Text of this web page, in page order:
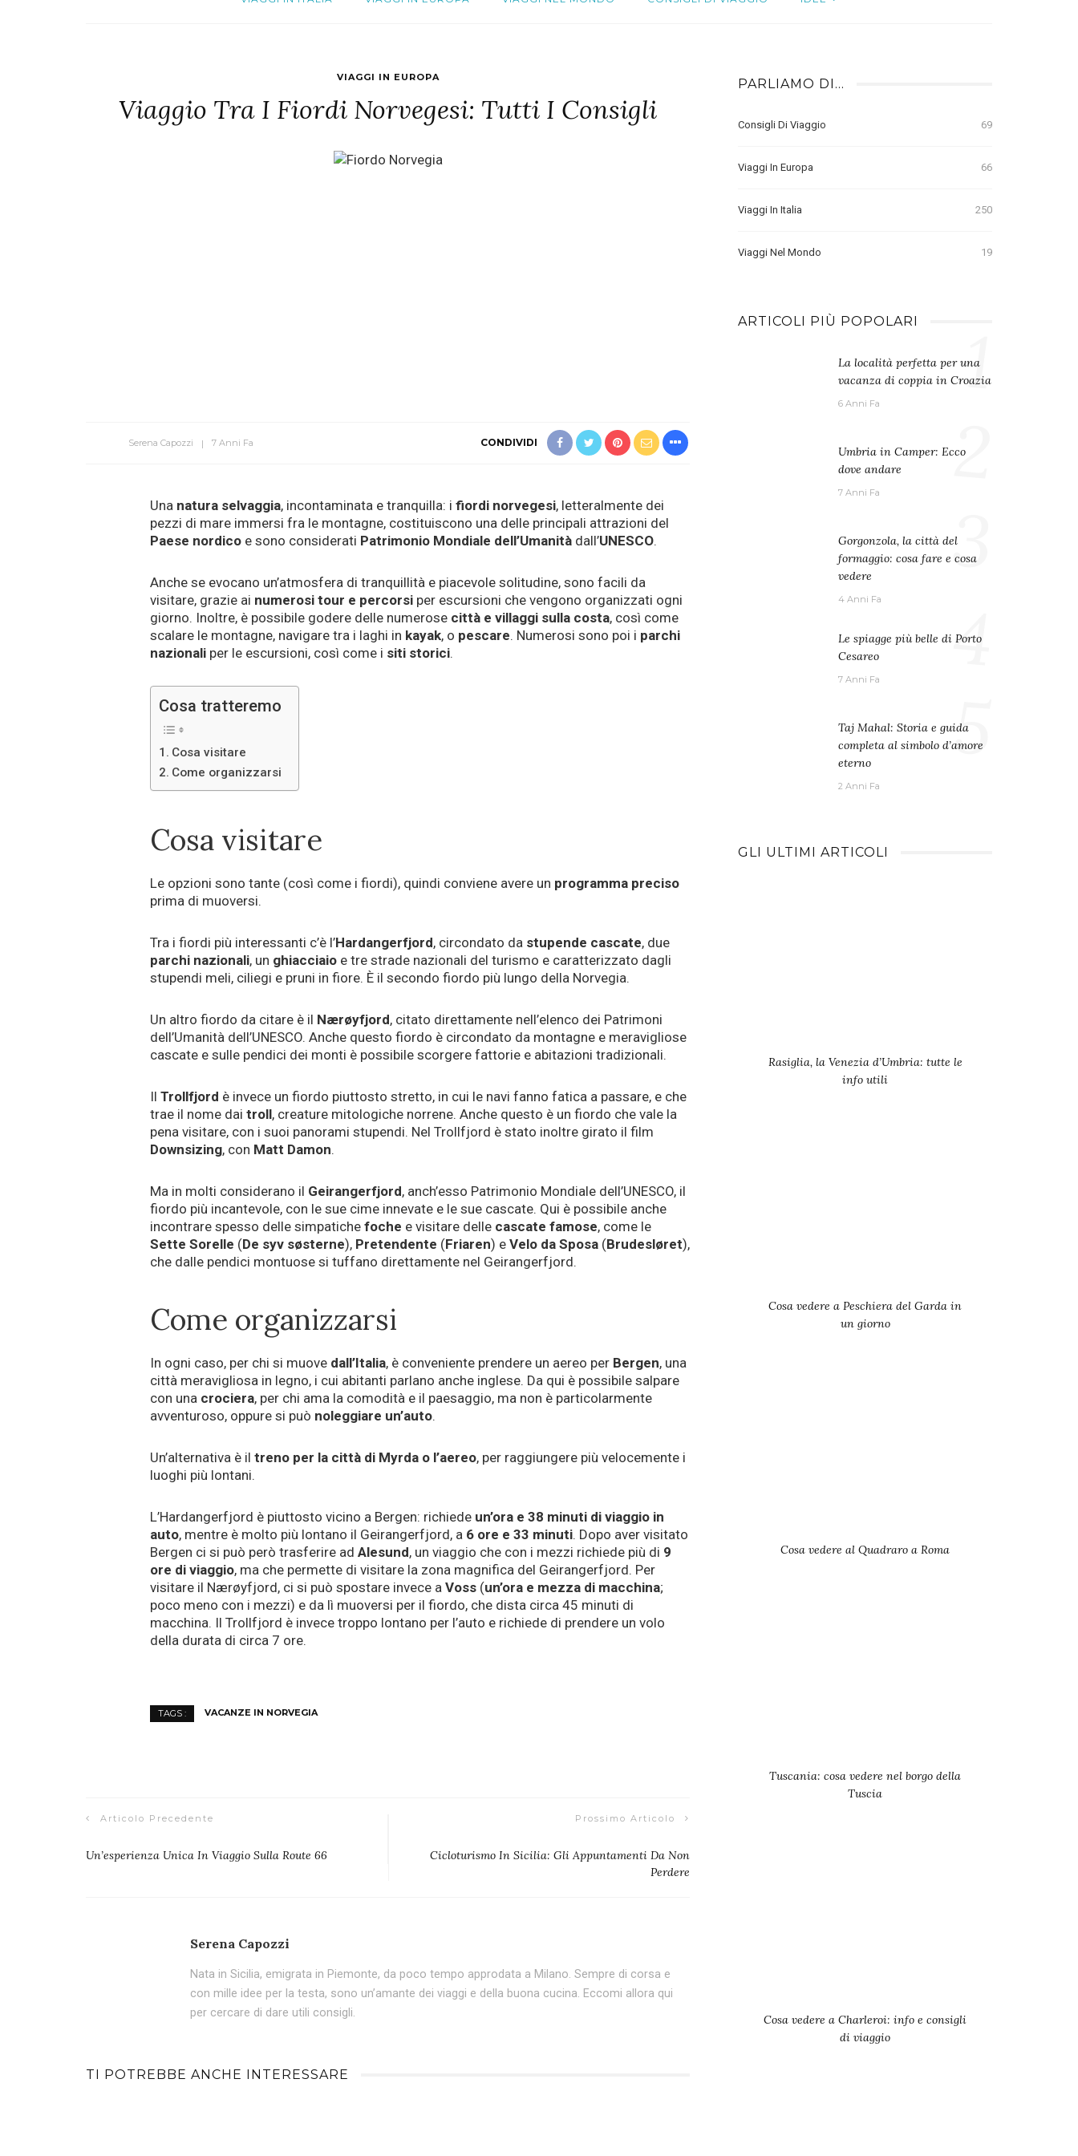
VIAGGI IN EUROPA
Viaggio Tra I Fiordi Norvegesi: Tutti I Consigli
Serena Capozzi 7 Anni Fa CONDIVIDI
Una natura selvaggia, incontaminata e tranquilla: i fiordi norvegesi, letteralmente dei
pezzi di mare immersi fra le montagne, costituiscono una delle principali attrazioni del
Paese nordico e sono considerati Patrimonio Mondiale dell’Umanità dall’UNESCO.
Anche se evocano un’atmosfera di tranquillità e piacevole solitudine, sono facili da
visitare, grazie ai numerosi tour e percorsi per escursioni che vengono organizzati ogni
giorno. Inoltre, è possibile godere delle numerose città e villaggi sulla costa, così come
scalare le montagne, navigare tra i laghi in kayak, o pescare. Numerosi sono poi i parchi
nazionali per le escursioni, così come i siti storici.
Cosa tratteremo
Cosa visitare
Come organizzarsi
Cosa visitare
Le opzioni sono tante (così come i fiordi), quindi conviene avere un programma preciso
prima di muoversi.
Tra i fiordi più interessanti c’è l’Hardangerfjord, circondato da stupende cascate, due
parchi nazionali, un ghiacciaio e tre strade nazionali del turismo e caratterizzato dagli
stupendi meli, ciliegi e pruni in fiore. È il secondo fiordo più lungo della Norvegia.
Un altro fiordo da citare è il Nærøyfjord, citato direttamente nell’elenco dei Patrimoni
dell’Umanità dell’UNESCO. Anche questo fiordo è circondato da montagne e meravigliose
cascate e sulle pendici dei monti è possibile scorgere fattorie e abitazioni tradizionali.
Il Trollfjord è invece un fiordo piuttosto stretto, in cui le navi fanno fatica a passare, e che
trae il nome dai troll, creature mitologiche norrene. Anche questo è un fiordo che vale la
pena visitare, con i suoi panorami stupendi. Nel Trollfjord è stato inoltre girato il film
Downsizing, con Matt Damon.
Ma in molti considerano il Geirangerfjord, anch’esso Patrimonio Mondiale dell’UNESCO, il
fiordo più incantevole, con le sue cime innevate e le sue cascate. Qui è possibile anche
incontrare spesso delle simpatiche foche e visitare delle cascate famose, come le
Sette Sorelle (De syv søsterne), Pretendente (Friaren) e Velo da Sposa (Brudesløret),
che dalle pendici montuose si tuffano direttamente nel Geirangerfjord.
Come organizzarsi
In ogni caso, per chi si muove dall’Italia, è conveniente prendere un aereo per Bergen, una
città meravigliosa in legno, i cui abitanti parlano anche inglese. Da qui è possibile salpare
con una crociera, per chi ama la comodità e il paesaggio, ma non è particolarmente
avventuroso, oppure si può noleggiare un’auto.
Un’alternativa è il treno per la città di Myrda o l’aereo, per raggiungere più velocemente i
luoghi più lontani.
L’Hardangerfjord è piuttosto vicino a Bergen: richiede un’ora e 38 minuti di viaggio in
auto, mentre è molto più lontano il Geirangerfjord, a 6 ore e 33 minuti. Dopo aver visitato
Bergen ci si può però trasferire ad Alesund, un viaggio che con i mezzi richiede più di 9
ore di viaggio, ma che permette di visitare la zona magnifica del Geirangerfjord. Per
visitare il Nærøyfjord, ci si può spostare invece a Voss (un’ora e mezza di macchina;
poco meno con i mezzi) e da lì muoversi per il fiordo, che dista circa 45 minuti di
macchina. Il Trollfjord è invece troppo lontano per l’auto e richiede di prendere un volo
della durata di circa 7 ore.
TAGS : VACANZE IN NORVEGIA
Articolo Precedente
Un’esperienza Unica In Viaggio Sulla Route 66
Prossimo Articolo
Cicloturismo In Sicilia: Gli Appuntamenti Da Non
Perdere
Serena Capozzi
Nata in Sicilia, emigrata in Piemonte, da poco tempo approdata a Milano. Sempre di corsa e
con mille idee per la testa, sono un’amante dei viaggi e della buona cucina. Eccomi allora qui
per cercare di dare utili consigli.
TI POTREBBE ANCHE INTERESSARE
PARLIAMO DI…
Consigli Di Viaggio 69
Viaggi In Europa 66
Viaggi In Italia 250
Viaggi Nel Mondo 19
ARTICOLI PIÙ POPOLARI
La località perfetta per una
vacanza di coppia in Croazia
6 Anni Fa 1
Umbria in Camper: Ecco
dove andare
7 Anni Fa 2
Gorgonzola, la città del
formaggio: cosa fare e cosa
vedere
4 Anni Fa
3
Le spiagge più belle di Porto
Cesareo
7 Anni Fa 4
Taj Mahal: Storia e guida
completa al simbolo d’amore
eterno
2 Anni Fa
5
GLI ULTIMI ARTICOLI
Rasiglia, la Venezia d’Umbria: tutte le
info utili
Cosa vedere a Peschiera del Garda in
un giorno
Cosa vedere al Quadraro a Roma
Tuscania: cosa vedere nel borgo della
Tuscia
Cosa vedere a Charleroi: info e consigli
di viaggio